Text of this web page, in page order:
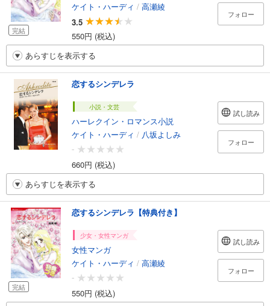
完結
ケイト・ハーディ / 高瀬綾
3.5
550円 (税込)
フォロー
あらすじを表示する
恋するシンデレラ
小説・文芸
ハーレクイン・ロマンス小説
ケイト・ハーディ / 八坂よしみ
-
660円 (税込)
試し読み
フォロー
あらすじを表示する
完結
恋するシンデレラ【特典付き】
少女・女性マンガ
女性マンガ
ケイト・ハーディ / 高瀬綾
-
550円 (税込)
試し読み
フォロー